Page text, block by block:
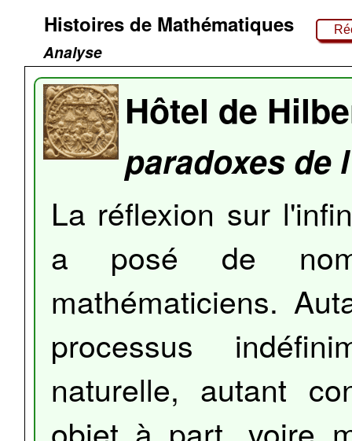
Histoires de Mathématiques
Analyse
Hôtel de
paradoxes de
La réflexion sur
a posé de
mathématiciens.
processus
naturelle, autant